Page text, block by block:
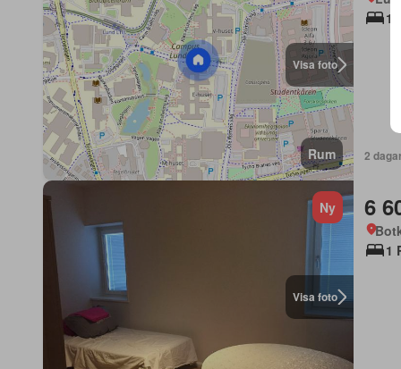
Visa foto
Rum
1
2
Visa foto
Ny 6
1